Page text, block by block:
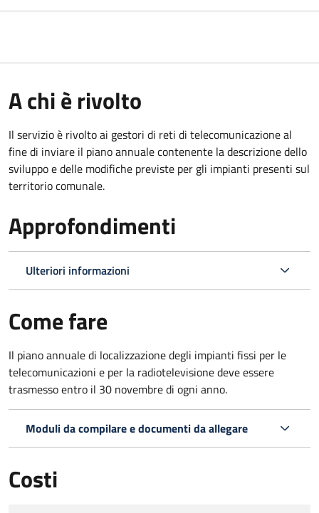
A chi è rivolto
Il servizio è rivolto ai gestori di reti di telecomunicazione al
fine di inviare il piano annuale contenente la descrizione dello
sviluppo e delle modifiche previste per gli impianti presenti sul
territorio comunale.
Approfondimenti
Ulteriori informazioni
Come fare
Il piano annuale di localizzazione degli impianti fissi per le
telecomunicazioni e per la radiotelevisione deve essere
trasmesso entro il 30 novembre di ogni anno.
Moduli da compilare e documenti da allegare
Costi